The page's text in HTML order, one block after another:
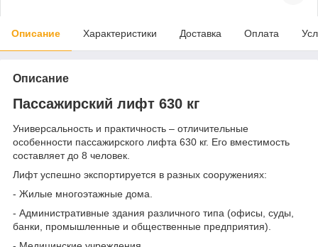
Описание Характеристики Доставка Оплата
Описание
Пассажирский лифт 630 кг
Универсальность и практичность – отличительные
особенности пассажирского лифта 630 кг. Его вместимость
составляет до 8 человек.
Лифт успешно экспортируется в разных сооружениях:
- Жилые многоэтажные дома.
- Административные здания различного типа (офисы, суды,
банки, промышленные и общественные предприятия).